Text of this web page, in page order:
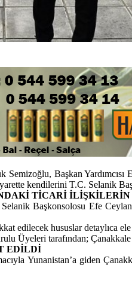
Semizoğlu, Başkan
kendilerini T.C. Selanik
TİCARİ İLİŞKİLERİN
Başkonsolosu Efe
edilecek hususlar detaylıca
Üyeleri tarafından;
EDİLDİ
Yunanistan’a giden